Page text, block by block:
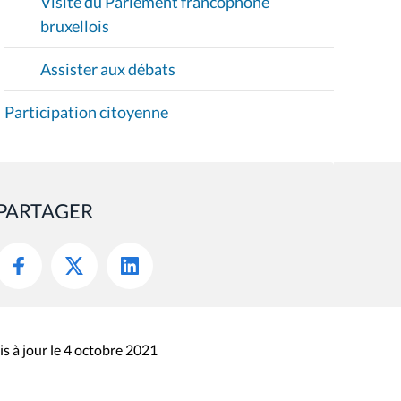
bruxellois
Assister aux débats
Participation citoyenne
à jour le 4 octobre 2021